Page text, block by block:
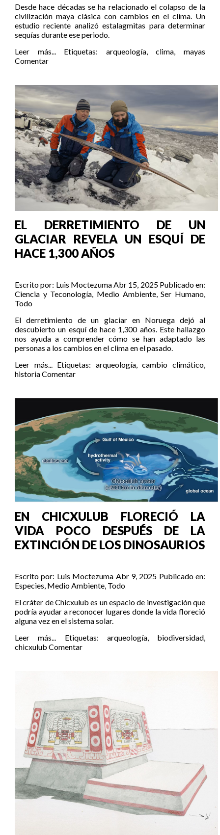
Desde hace décadas se ha relacionado el colapso de la
civilización maya clásica con cambios en el clima. Un
estudio reciente analizó estalagmitas para determinar
sequías durante ese periodo.
Leer más...
Etiquetas: arqueología,clima,mayas
Comentar
EL DERRETIMIENTO DE UN
GLACIAR REVELA UN ESQUÍ DE
HACE 1,300 AÑOS
Escrito por: Luis MoctezumaAbr 15, 2025 Publicado en:
Ciencia y Teconología, Medio Ambiente,Ser Humano,
Todo
El derretimiento de un glaciar en Noruega dejó al
descubierto un esquí de hace 1,300 años. Este hallazgo
nos ayuda a comprender cómo se han adaptado las
personas a los cambios en el clima en el pasado.
Leer más... Etiquetas: arqueología,cambio climático,
historiaComentar
EN CHICXULUB FLORECIÓ LA
VIDA POCO DESPUÉS DE LA
EXTINCIÓN DE LOS DINOSAURIOS
Escrito por: Luis Moctezuma Abr 9, 2025 Publicado en:
Especies, Medio Ambiente, Todo
El cráter de Chicxulub es un espacio de investigación que
podría ayudar a reconocer lugares donde la vida floreció
alguna vez en el sistema solar.
Leer más...
Etiquetas: arqueología, biodiversidad,
chicxulub Comentar